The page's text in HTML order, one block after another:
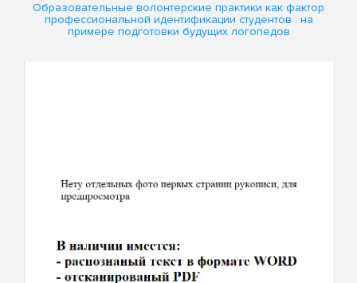
Образовательные волонтерские практики как фактор
профессиональной идентификации студентов : на
примере подготовки будущих логопедов